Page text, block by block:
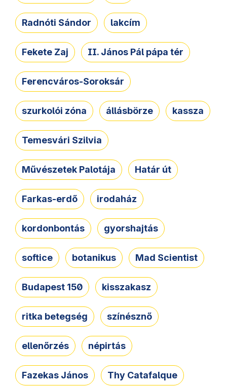
Radnóti Sándor lakcím
Fekete Zaj II. János Pál pápa tér
Ferencváros-Soroksár
szurkolói zóna állásbörze kassza
Temesvári Szilvia
Művészetek Palotája Határ út
Farkas-erdő irodaház
kordonbontás gyorshajtás
softice botanikus Mad Scientist
Budapest 150 kisszakasz
ritka betegség színésznő
ellenőrzés népirtás
Fazekas János Thy Catafalque